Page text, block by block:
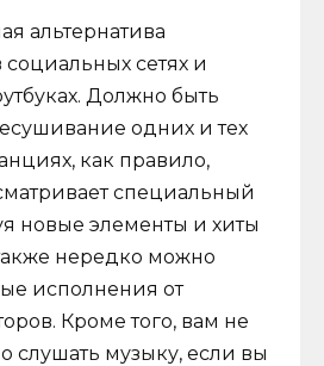
альтернатива
сетях и
Должно быть
одних и тех
как правило,
специальный
новые элементы и хиты
нередко можно
исполнения от
Кроме того, вам не
слушать музыку, если вы